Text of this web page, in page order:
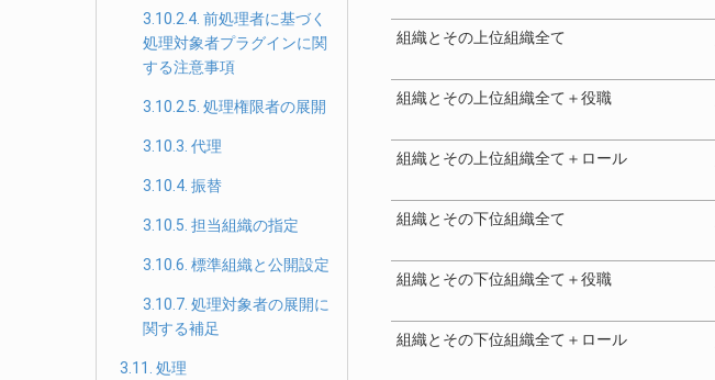
3.10.2.4. 前処理者に基づく
処理対象者プラグインに関
する注意事項
3.10.2.5. 処理権限者の展開
3.10.3. 代理
3.10.4. 振替
3.10.5. 担当組織の指定
3.10.6. 標準組織と公開設定
3.10.7. 処理対象者の展開に
関する補足
3.11. 処理
組織とその上位組織全て
組織とその上位組織全て＋役職
組織とその上位組織全て＋ロール
組織とその下位組織全て
組織とその下位組織全て＋役職
組織とその下位組織全て＋ロール